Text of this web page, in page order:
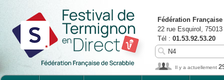
Fédération
22 rue Esquirol,
Tél : 01.53.92.53.20
Il y a actuellement